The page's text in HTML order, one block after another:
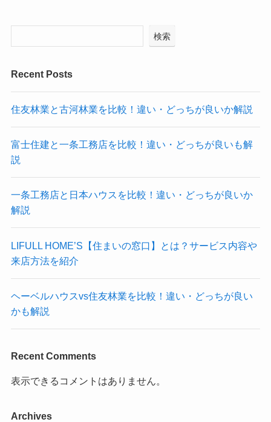
検索
Recent Posts
住友林業と古河林業を比較！違い・どっちが良いか解説
富士住建と一条工務店を比較！違い・どっちが良いも解
説
一条工務店と日本ハウスを比較！違い・どっちが良いか
解説
LIFULL HOME’S【住まいの窓口】とは？サービス内容や
来店方法を紹介
ヘーベルハウスvs住友林業を比較！違い・どっちが良い
かも解説
Recent Comments
表示できるコメントはありません。
Archives